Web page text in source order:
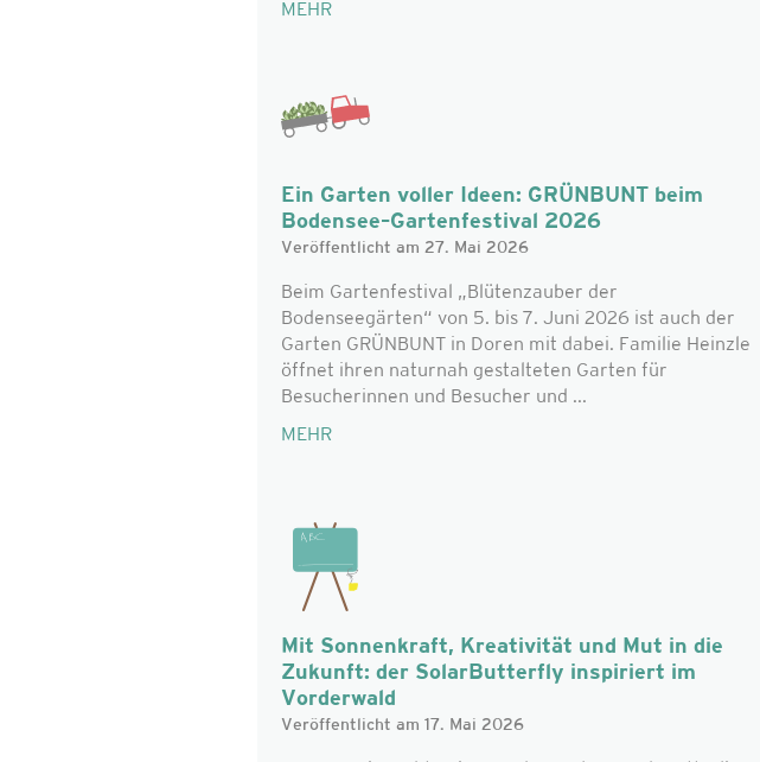
MEHR
Ein Garten voller Ideen: GRÜNBUNT beim
Bodensee–Gartenfestival 2026
Veröffentlicht am 27. Mai 2026
Beim Gartenfestival „Blütenzauber der
Bodenseegärten“ von 5. bis 7. Juni 2026 ist auch der
Garten GRÜNBUNT in Doren mit dabei. Familie Heinzle
öffnet ihren naturnah gestalteten Garten für
Besucherinnen und Besucher und ...
MEHR
Mit Sonnenkraft, Kreativität und Mut in die
Zukunft: der SolarButterfly inspiriert im
Vorderwald
Veröffentlicht am 17. Mai 2026